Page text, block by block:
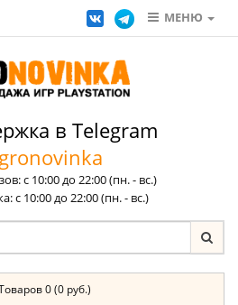
МЕНЮ
в Telegram
с 10:00 до 22:00 (пн. - вс.)
с 10:00 до 22:00 (пн. - вс.)
0 (0 руб.)